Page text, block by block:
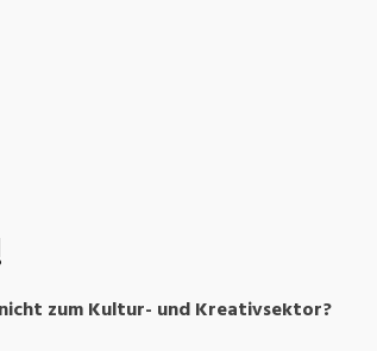
zum Kultur- und Kreativsektor?